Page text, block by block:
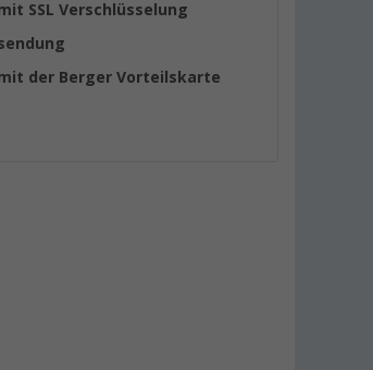
SSL Verschlüsselung
der Berger Vorteilskarte
Raum Luftentfeuchter
4,6 kg
(Über 100)